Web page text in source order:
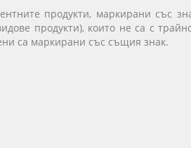
продукти, маркирани със
продукти), които не са с
са маркирани със същия знак.